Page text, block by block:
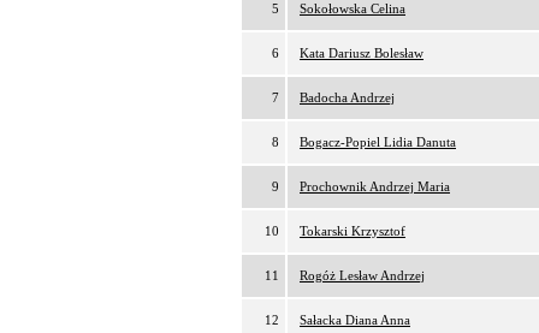
5 Sokołowska Celina
6 Kata Dariusz Bolesław
7 Badocha Andrzej
8 Bogacz-Popiel Lidia Danuta
9 Prochownik Andrzej Maria
10 Tokarski Krzysztof
11 Rogóż Lesław Andrzej
12 Sałacka Diana Anna